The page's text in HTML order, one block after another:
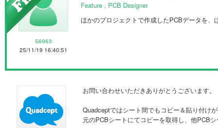
56963
25/11/19 16:40:51
Feature , PCB Designer
ほかのプロジェクトで作成したPCBデータを
お問い合わせいただきありがとうございます。
Quadceptではシート間でもコピー＆貼り付け
元のPCBシートにてコピーを取得し、他PCB